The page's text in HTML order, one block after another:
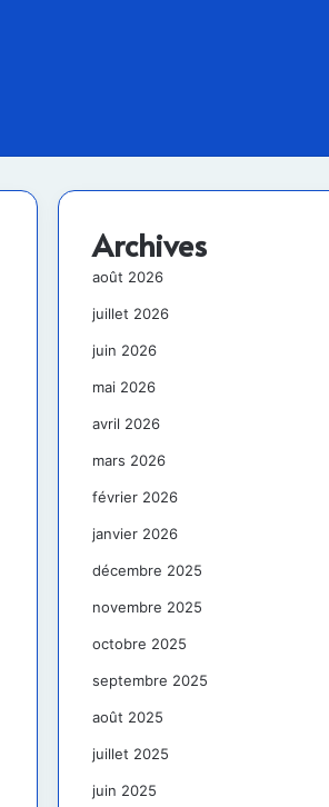
Archives
août 2026
juillet 2026
juin 2026
mai 2026
avril 2026
mars 2026
février 2026
janvier 2026
décembre 2025
novembre 2025
octobre 2025
septembre 2025
août 2025
juillet 2025
juin 2025